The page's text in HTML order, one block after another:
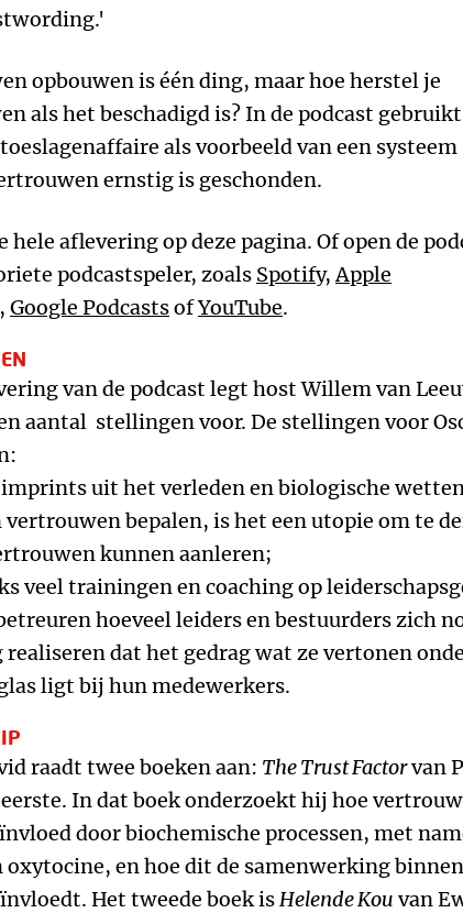
opbouwen is één ding, maar hoe herstel je
als het beschadigd is? In de podcast gebruikt
als voorbeeld van een systeem
ernstig is geschonden.
hele aflevering op deze pagina. Of open de
podcastspeler, zoals Spotify,Apple
, Google PodcastsofYouTube.
van de podcast legt host Willem van
aantal stellingen voor. De stellingen voor
imprints uit het verleden en biologische
vertrouwen bepalen, is het een utopie om te
kunnen aanleren;
veel trainingen en coaching op
hoeveel leiders en bestuurders zich
dat het gedrag wat ze vertonen
ligt bij hun medewerkers.
raadt twee boeken aan: The Trust Factorvan
eerste. In dat boek onderzoekt hij hoe
door biochemische processen, met
en hoe dit de samenwerking binnen
Het tweede boek isHelende Kou van